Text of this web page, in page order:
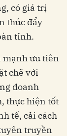
có giá trị
thúc đẩy
tỉnh.
mạnh ưu tiên
chẽ với
doanh
thực hiện tốt
tế, cải cách
truyền